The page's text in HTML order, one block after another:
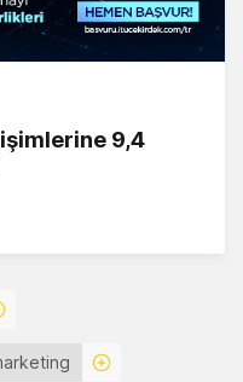
9,4